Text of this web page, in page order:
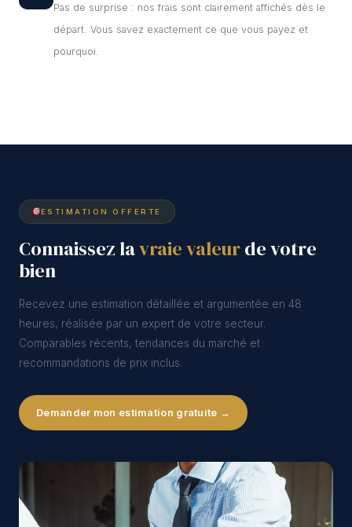
Pas de surprise : nos frais sont clairement affichés dès le
départ. Vous savez exactement ce que vous payez et
pourquoi.
ESTIMATION OFFERTE
Connaissez lavraie valeurde votre
bien
Recevez une estimation détaillée et argumentée en 48
heures, réalisée par un expert de votre secteur.
Comparables récents, tendances du marché et
recommandations de prix inclus.
Demander mon estimation gratuite →